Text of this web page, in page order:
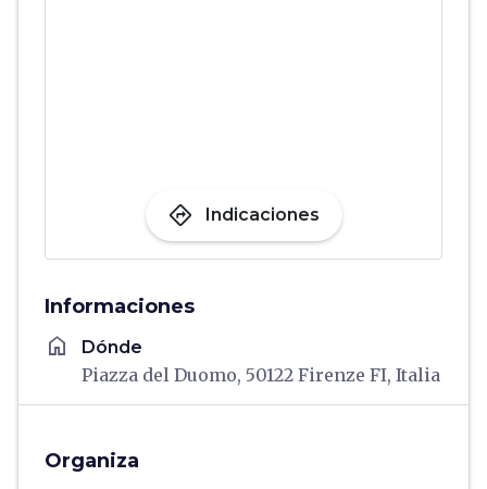
directions Indicaciones
Informaciones
home Dónde
Piazza del Duomo, 50122 Firenze FI, Italia
Organiza